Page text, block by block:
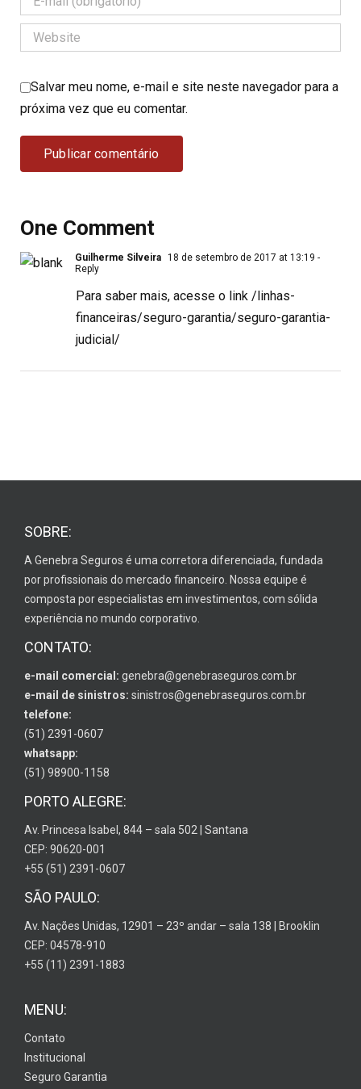
One Comment
Guilherme Silveira 18 de setembro de 2017 at 13:19 -
Reply
Para saber mais, acesse o link /linhas-
financeiras/seguro-garantia/seguro-garantia-
judicial/
Salvar meu nome, e-mail e site neste navegador para a
próxima vez que eu comentar.
SOBRE:
A Genebra Seguros é uma corretora diferenciada, fundada
por profissionais do mercado financeiro. Nossa equipe é
composta por especialistas em investimentos, com sólida
experiência no mundo corporativo.
CONTATO:
e-mail comercial: genebra@genebraseguros.com.br
e-mail de sinistros: sinistros@genebraseguros.com.br
telefone:
(51) 2391-0607
whatsapp:
(51) 98900-1158
PORTO ALEGRE:
Av. Princesa Isabel, 844 – sala 502 | Santana
CEP: 90620-001
+55 (51) 2391-0607
SÃO PAULO:
Av. Nações Unidas, 12901 – 23º andar – sala 138 | Brooklin
CEP: 04578-910
+55 (11) 2391-1883
MENU:
Contato
Institucional
Seguro Garantia